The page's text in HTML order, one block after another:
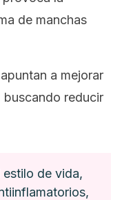
de manchas
a mejorar
reducir
estilo de vida,